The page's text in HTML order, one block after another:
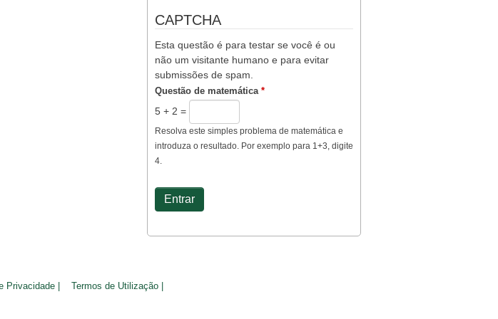
CAPTCHA
Esta questão é para testar se você é ou
não um visitante humano e para evitar
submissões de spam.
Questão de matemática *
5 + 2 =
Resolva este simples problema de matemática e
introduza o resultado. Por exemplo para 1+3, digite
4.
Privacidade | Termos de Utilização |